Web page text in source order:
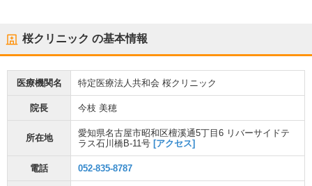
桜クリニック の基本情報
医療機関名 特定医療法人共和会 桜クリニック
院長 今枝 美穂
所在地
愛知県名古屋市昭和区檀溪通5丁目6 リバーサイドテ
ラス石川橋B-11号 [アクセス]
電話 052-835-8787